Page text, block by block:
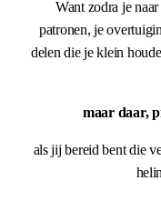
Want zodra je
patronen, je
delen die je klein
maar daar,
als jij bereid bent die